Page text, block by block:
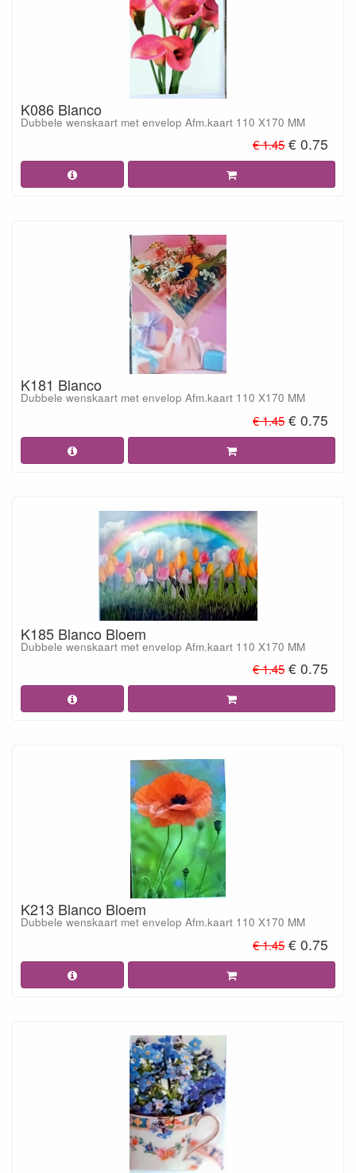
K086 Blanco
Dubbele wenskaart met envelop Afm.kaart 110 X170 MM
€ 1.45 € 0.75
K181 Blanco
Dubbele wenskaart met envelop Afm.kaart 110 X170 MM
€ 1.45 € 0.75
K185 Blanco Bloem
Dubbele wenskaart met envelop Afm.kaart 110 X170 MM
€ 1.45 € 0.75
K213 Blanco Bloem
Dubbele wenskaart met envelop Afm.kaart 110 X170 MM
€ 1.45 € 0.75